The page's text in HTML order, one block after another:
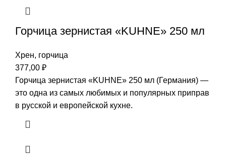
Горчица зернистая «KUHNE» 250 мл
Хрен, горчица
377,00 ₽
Горчица зернистая «KUHNE» 250 мл (Германия) —
это одна из самых любимых и популярных приправ
в русской и европейской кухне.